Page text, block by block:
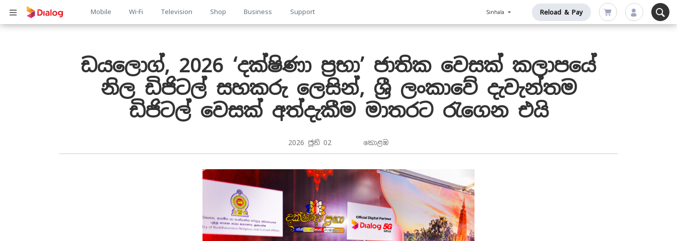
Main
Mobile Wi-Fi Television Shop Business Support Sinhala Reload & Pay
Body
ඩයලොග්, 2026 ‘දක්ෂිණා ප්‍රභා’ ජාතික වෙසක් කලාපයේ
නිල ඩිජිටල් සහකරු ලෙසින්, ශ්‍රී ලංකාවේ දැවැන්තම
ඩිජිටල් වෙසක් අත්දැකීම මාතරට රැගෙන එයි
2026 ජූනි 02 කොළඹ